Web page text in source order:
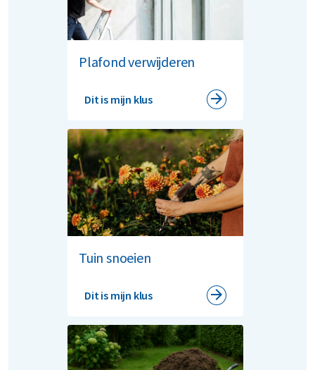
Plafond verwijderen
Dit is mijn klus
Tuin snoeien
Dit is mijn klus